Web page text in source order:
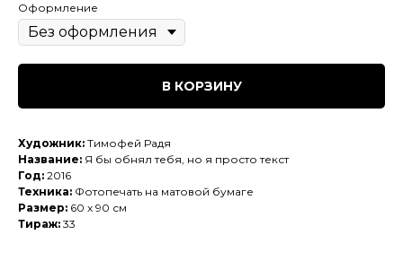
Оформление
В КОРЗИНУ
Художник: Тимофей Радя
Название: Я бы обнял тебя, но я просто текст
Год: 2016
Техника: Фотопечать на матовой бумаге
Размер: 60 x 90 см
Тираж: 33